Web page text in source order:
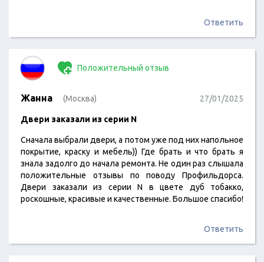
Ответить
Положительный отзыв
Жанна (Москва) 27/01/2025
Двери заказали из серии N
Сначала выбрали двери, а потом уже под них напольное
покрытие, краску и мебель)) Где брать и что брать я
знала задолго до начала ремонта. Не один раз слышала
положительные отзывы по поводу Профильдорса.
Двери заказали из серии N в цвете дуб тобакко,
роскошные, красивые и качественные. Большое спасибо!
Ответить